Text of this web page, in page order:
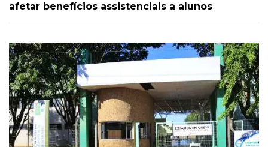
afetar benefícios assistenciais a alunos